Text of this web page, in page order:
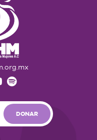
DONAR